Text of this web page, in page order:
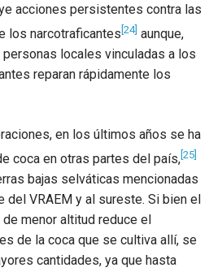
acciones persistentes contra las
los narcotraficantes [24] aunque,
locales vinculadas a los
reparan rápidamente los
en los últimos años se ha
coca en otras partes del país, [25]
bajas selváticas mencionadas
del VRAEM y al sureste. Si bien el
menor altitud reduce el
de la coca que se cultiva allí, se
cantidades, ya que hasta